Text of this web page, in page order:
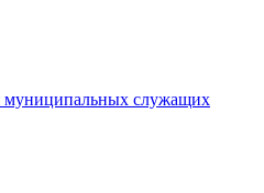
муниципальных служащих